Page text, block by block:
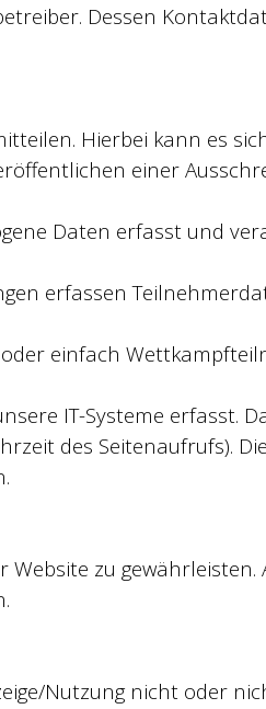
Dessen
Hierbei kann es
einer
Daten erfasst und
erfassen
einfach
IT-Systeme erfasst.
des Seitenaufrufs).
zu gewährleisten.
Nutzung nicht oder